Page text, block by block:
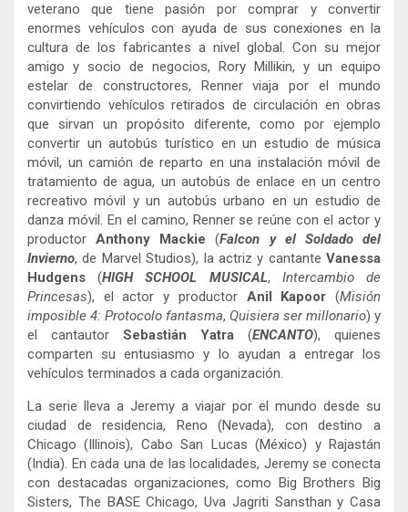
veterano que tiene pasión por comprar y convertir
enormes vehículos con ayuda de sus conexiones en la
cultura de los fabricantes a nivel global. Con su mejor
amigo y socio de negocios, Rory Millikin, y un equipo
estelar de constructores, Renner viaja por el mundo
convirtiendo vehículos retirados de circulación en obras
que sirvan un propósito diferente, como por ejemplo
convertir un autobús turístico en un estudio de música
móvil, un camión de reparto en una instalación móvil de
tratamiento de agua, un autobús de enlace en un centro
recreativo móvil y un autobús urbano en un estudio de
danza móvil. En el camino, Renner se reúne con el actor y
productorAnthony Mackie (Falcon y el Soldado del
Invierno, de Marvel Studios), la actriz y cantante Vanessa
Hudgens (HIGH SCHOOL MUSICAL, Intercambio de
Princesas), el actor y productor Anil Kapoor (Misión
imposible 4: Protocolo fantasma, Quisiera ser millonario) y
el cantautor Sebastián Yatra (ENCANTO), quienes
comparten su entusiasmo y lo ayudan a entregar los
vehículos terminados a cada organización.
La serie lleva a Jeremy a viajar por el mundo desde su
ciudad de residencia, Reno (Nevada), con destino a
Chicago (Illinois), Cabo San Lucas (México) y Rajastán
(India). En cada una de las localidades, Jeremy se conecta
con destacadas organizaciones, como Big Brothers Big
Sisters, The BASE Chicago, Uva Jagriti Sansthan y Casa